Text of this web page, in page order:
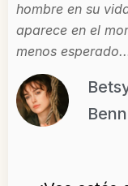
hombre en su
aparece en el
menos